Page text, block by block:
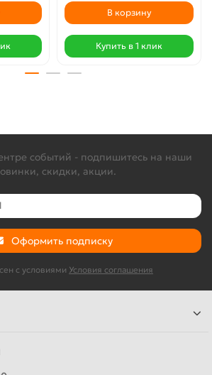
В корзину
Купить в 1 клик
событий - подпишитесь на наши
скидки, акции.
Оформить подписку
с условиями Условия соглашения